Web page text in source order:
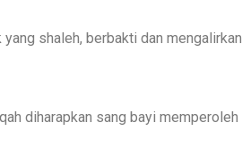
shaleh, berbakti dan mengalirkan
diharapkan sang bayi memperoleh